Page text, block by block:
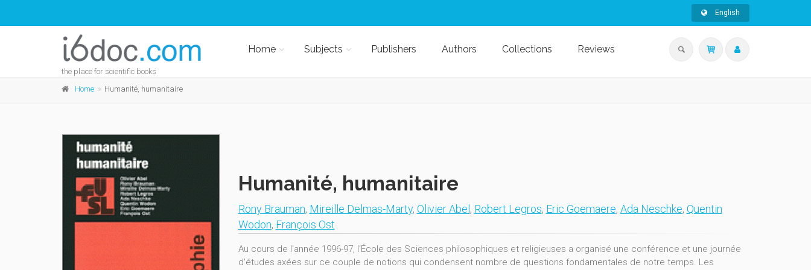
English
the place for scientific books
Home Subjects Publishers Authors Collections Reviews
Home Humanité, humanitaire
Humanité, humanitaire
Rony Brauman, Mireille Delmas-Marty, Olivier Abel , Robert Legros, Eric Goemaere, Ada Neschke, Quentin
Wodon, François Ost
Au cours de l'année 1996-97, l'École des Sciences philosophiques et religieuses a organisé une conférence et une journée
d'études axées sur ce couple de notions qui condensent nombre de questions fondamentales de notre temps. Les